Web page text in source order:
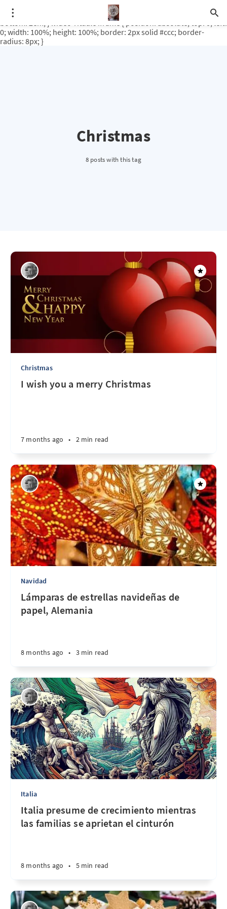
.video-rituale { position: relative; padding-bottom: 56.25%; /* 16:9
ratio */ height: 0; overflow: hidden; margin-top: 3em; margin-
bottom: 2em; } .video-rituale iframe { position: absolute; top: 0; left:
0; width: 100%; height: 100%; border: 2px solid #ccc; border-
radius: 8px; }
Christmas
8 posts with this tag
Christmas
I wish you a merry Christmas
7 months ago • 2 min read
Navidad
Lámparas de estrellas navideñas de
papel, Alemania
8 months ago • 3 min read
Italia
Italia presume de crecimiento mientras
las familias se aprietan el cinturón
8 months ago • 5 min read